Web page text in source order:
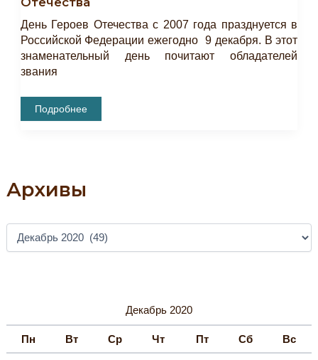
Архивы
Декабрь 2020
Пн Вт Ср Чт Пт Сб Вс
День Героев Отечества с 2007 года празднуется в
Российской Федерации ежегодно 9 декабря. В этот
знаменательный день почитают обладателей
звания
Тематическое
Мероприятие
Отечества
Подробнее